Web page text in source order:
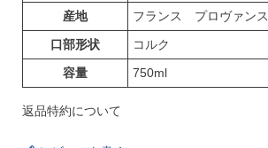
産地
フランス プロヴァンス
口部形状
コルク
容量
750ml
返品特約について